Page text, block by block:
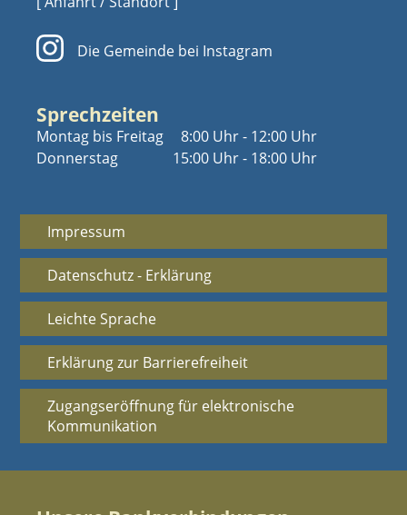
Die Gemeinde bei Instagram
Sprechzeiten
Montag bis Freitag
Donnerstag
8:00 Uhr - 12:00 Uhr
15:00 Uhr - 18:00 Uhr
Impressum
Datenschutz - Erklärung
Leichte Sprache
Erklärung zur Barrierefreiheit
Zugangseröffnung für elektronische
Kommunikation